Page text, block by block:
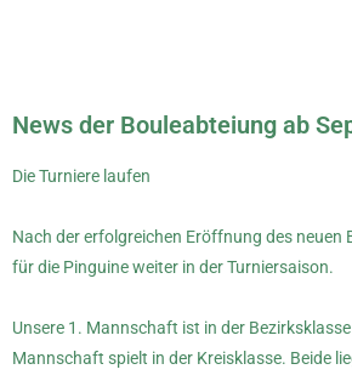
News der Bouleabteiung ab
Die Turniere laufen
Nach der erfolgreichen Eröffnung des neuen
für die Pinguine weiter in der Turniersaison.
Unsere 1. Mannschaft ist in der
Mannschaft spielt in der Kreisklasse. Beide